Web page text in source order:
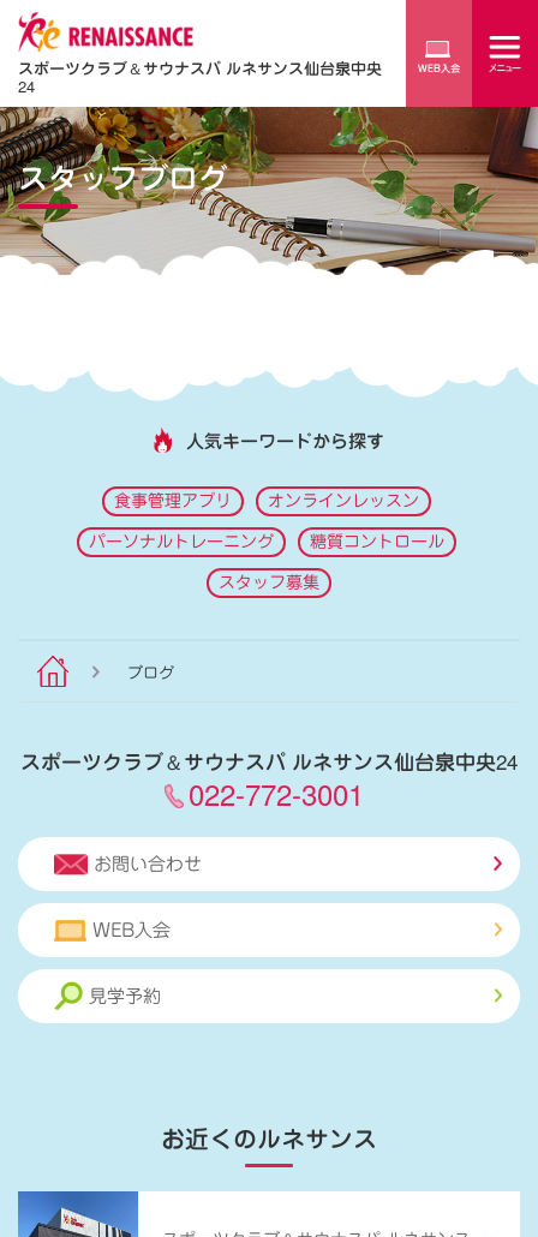
スポーツクラブ＆サウナスパ ルネサンス仙台泉中央
24
スタッフブログ
人気キーワードから探す
食事管理アプリ オンラインレッスン
パーソナルトレーニング 糖質コントロール
スタッフ募集
ブログ
スポーツクラブ＆サウナスパ ルネサンス仙台泉中央24
022-772-3001
お問い合わせ
WEB入会
見学予約
お近くのルネサンス